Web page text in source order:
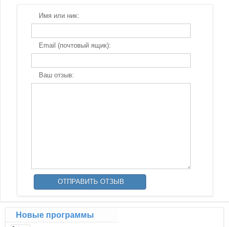
Имя или ник:
Email (почтовый ящик):
Ваш отзыв:
Новые программы